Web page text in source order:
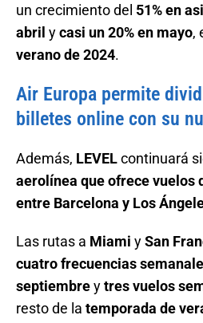
un crecimiento del 51% en
abril ycasi un 20% en mayo,
verano de 2024.
Air Europa permite
billetes online con su
Además, LEVELcontinuará
aerolínea que ofrece vuelos
entre Barcelona y Los
Las rutas a Miami ySan
cuatro frecuencias
septiembreytres vuelos
resto de la temporada de